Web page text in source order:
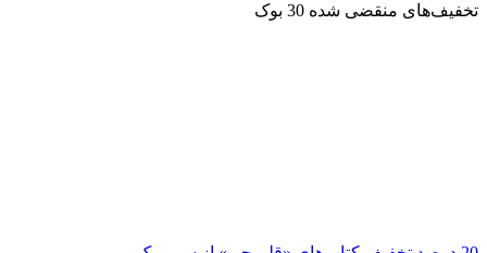
تخفیف‌های منقضی شده 30 بوک